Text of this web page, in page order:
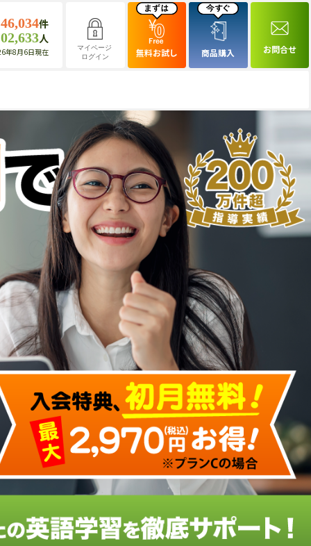
件
人
年8月6日現在
マイページ
ログイン
無料お試し 商品購入 お問合せ